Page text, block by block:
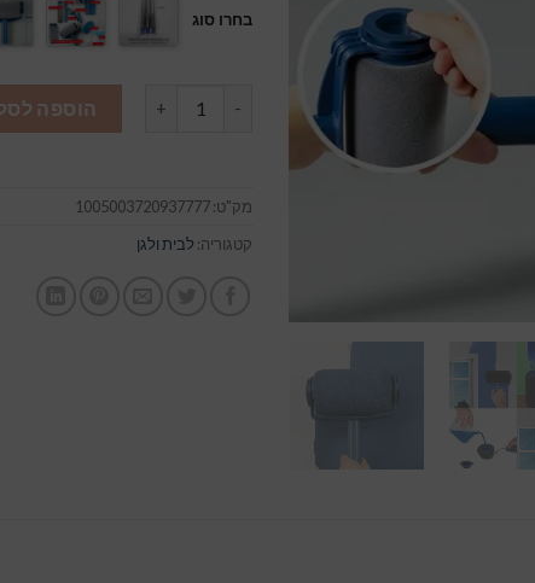
בחרו סוג
כמות של רולר לצביעה הום סנטר
הוספה
מק"ט:1005003720937777
קטגוריה: לבית ולגן